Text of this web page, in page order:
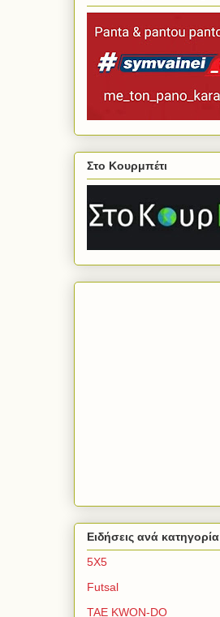
Στο Κουρμπέτι
Ειδήσεις ανά κατηγορία
5Χ5
Futsal
TAE KWON-DO